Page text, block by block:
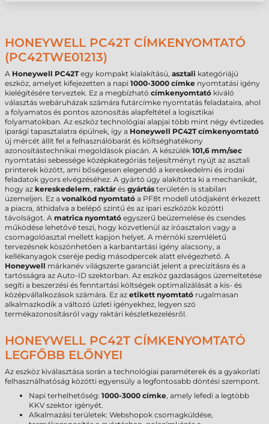
HONEYWELL PC42T CÍMKENYOMTATÓ
(PC42TWE01213)
A Honeywell PC42Tegy kompakt kialakítású, asztali kategóriájú
eszköz, amelyet kifejezetten a napi 1000-3000 címke nyomtatási igény
kielégítésére terveztek. Ez a megbízható címkenyomtató kiváló
választás webáruházak számára futárcímke nyomtatás feladataira, ahol
a folyamatos és pontos azonosítás alapfeltétel a logisztikai
folyamatokban. Az eszköz technológiai alapjai több mint négy évtizedes
iparági tapasztalatra épülnek, így a Honeywell PC42T címkenyomtató
új mércét állít fel a felhasználóbarát és költséghatékony
azonosítástechnikai megoldások piacán. A készülék 101,6 mm/sec
nyomtatási sebessége középkategóriás teljesítményt nyújt az asztali
printerek között, ami bőségesen elegendő a kereskedelmi és irodai
feladatok gyors elvégzéséhez. A gyártó úgy alakította ki a mechanikát,
hogy az kereskedelem, raktár és gyártás területén is stabilan
üzemeljen. Ez a vonalkód nyomtató a PF8t modell utódjaként érkezett
a piacra, áthidalva a belépő szintű és az ipari eszközök közötti
távolságot. A matrica nyomtató egyszerű beüzemelése és csendes
működése lehetővé teszi, hogy közvetlenül az íróasztalon vagy a
csomagolóasztal mellett kapjon helyet. A mérnöki szemléletű
tervezésnek köszönhetően a karbantartási igény alacsony, a
kellékanyagok cseréje pedig másodpercek alatt elvégezhető. A
Honeywell márkanév világszerte garanciát jelent a precizitásra és a
tartósságra az Auto-ID szektorban. Az eszköz gazdaságos üzemeltetése
segíti a beszerzési és fenntartási költségek optimalizálását a kis- és
középvállalkozások számára. Ez az etikett nyomtató rugalmasan
alkalmazkodik a változó üzleti igényekhez, legyen szó
termékazonosításról vagy raktári készletkezelésről.
HONEYWELL PC42T CÍMKENYOMTATÓ
LEGFŐBB ELŐNYEI
Az eszköz kiválasztása során a technológiai paraméterek és a gyakorlati
felhasználhatóság közötti egyensúly a legfontosabb döntési szempont.
Napi terhelhetőség: 1000-3000 címke, amely lefedi a legtöbb
KKV szektor igényét.
Alkalmazási területek: Webshopok csomagküldése,